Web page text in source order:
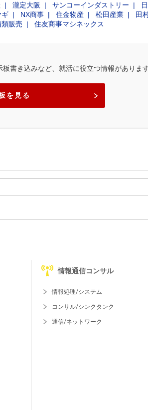
瀧定大阪 サンコーインダストリー
ギ NX商事 住金物産 松田産業 田
類販売 住友商事マシネックス
板書き込みなど、就活に役立つ情報があります
を見る
情報通信コンサル
情報処理/システム
コンサル/シンクタンク
通信/ネットワーク